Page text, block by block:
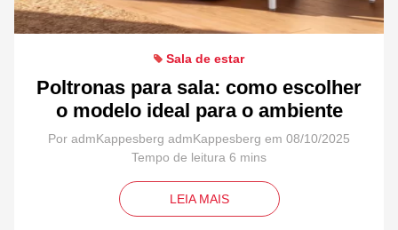
Sala de estar
Poltronas para sala: como escolher
o modelo ideal para o ambiente
Por admKappesberg admKappesberg em 08/10/2025
LEIA MAIS